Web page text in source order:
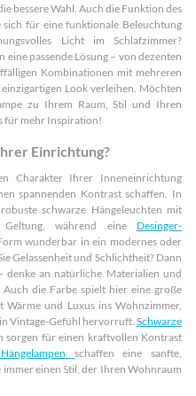
bessere Wahl. Auch die Funktion des
sich für eine funktionale Beleuchtung
Licht im Schlafzimmer?
passende Lösung – von dezenten
Kombinationen mit mehreren
Look verleihen. Möchten
zu Ihrem Raum, Stil und Ihren
für mehr Inspiration!
Einrichtung?
Charakter Ihrer Inneneinrichtung
spannenden Kontrast schaffen. In
schwarze Hängeleuchten mit
während eine Desinger-
wunderbar in ein modernes oder
Gelassenheit und Schlichtheit? Dann
denke an natürliche Materialien und
die Farbe spielt hier eine große
Wärme und Luxus ins Wohnzimmer,
Vintage-Gefühl hervorruft.Schwarze
sorgen für einen kraftvollen Kontrast
schaffen eine sanfte,
immer einen Stil, der Ihren Wohnraum